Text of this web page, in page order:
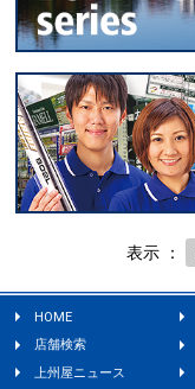
表示 ：
HOME
店舗検索
上州屋ニュース